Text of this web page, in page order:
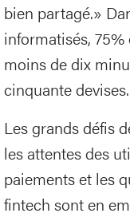
bien partagé.»
informatisés, 75%
moins de dix
cinquante devises.
Les grands défis
les attentes des
paiements et les
fintech sont en